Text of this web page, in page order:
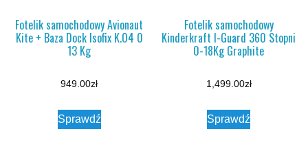
Fotelik samochodowy Avionaut
Kite + Baza Dock Isofix K.04 0
13 Kg
949.00zł
Sprawdź
Fotelik samochodowy
Kinderkraft I-Guard 360 Stopni
0-18Kg Graphite
1,499.00zł
Sprawdź